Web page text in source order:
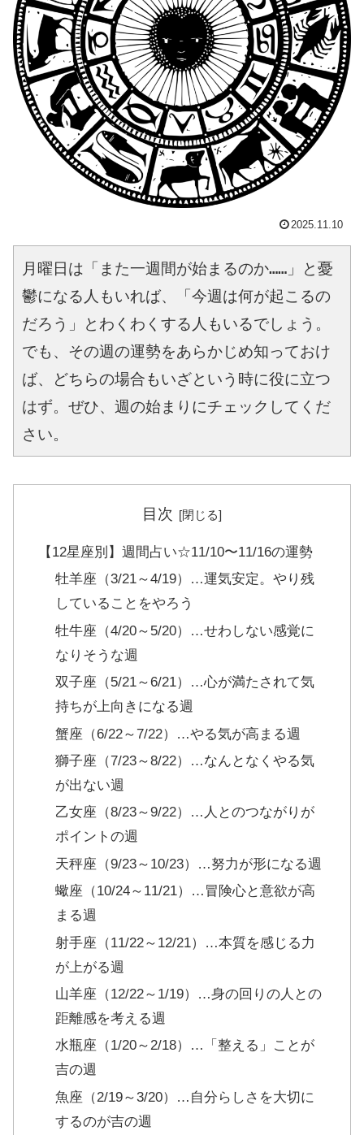
2025.11.10
月曜日は「また一週間が始まるのか……」と憂
鬱になる人もいれば、「今週は何が起こるの
だろう」とわくわくする人もいるでしょう。
でも、その週の運勢をあらかじめ知っておけ
ば、どちらの場合もいざという時に役に立つ
はず。ぜひ、週の始まりにチェックしてくだ
さい。
目次
【12星座別】週間占い☆11/10〜11/16の運勢
牡羊座（3/21～4/19）…運気安定。やり残
していることをやろう
牡牛座（4/20～5/20）…せわしない感覚に
なりそうな週
双子座（5/21～6/21）…心が満たされて気
持ちが上向きになる週
蟹座（6/22～7/22）…やる気が高まる週
獅子座（7/23～8/22）…なんとなくやる気
が出ない週
乙女座（8/23～9/22）…人とのつながりが
ポイントの週
天秤座（9/23～10/23）…努力が形になる週
蠍座（10/24～11/21）…冒険心と意欲が高
まる週
射手座（11/22～12/21）…本質を感じる力
が上がる週
山羊座（12/22～1/19）…身の回りの人との
距離感を考える週
水瓶座（1/20～2/18）…「整える」ことが
吉の週
魚座（2/19～3/20）…自分らしさを大切に
するのが吉の週